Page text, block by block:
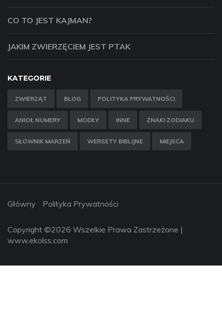
CO TO JEST KAJMAN?
JAKIM ZWIERZĘCIEM JEST PTAK
KATEGORIE
ZWIERZĄT BLOG POLITYKA PRYWATNOŚCI
ANIOŁ NUMERY MODŁY INNE ZNAKI ZODIAKU
SŁOWNIK MARZEŃ WERSETY BIBLIJNE MIEJSCA
Główny Polityka Prywatności
Copyright ©2026 Wszelkie Prawa Zastrzeżone |
www.ekolss.com